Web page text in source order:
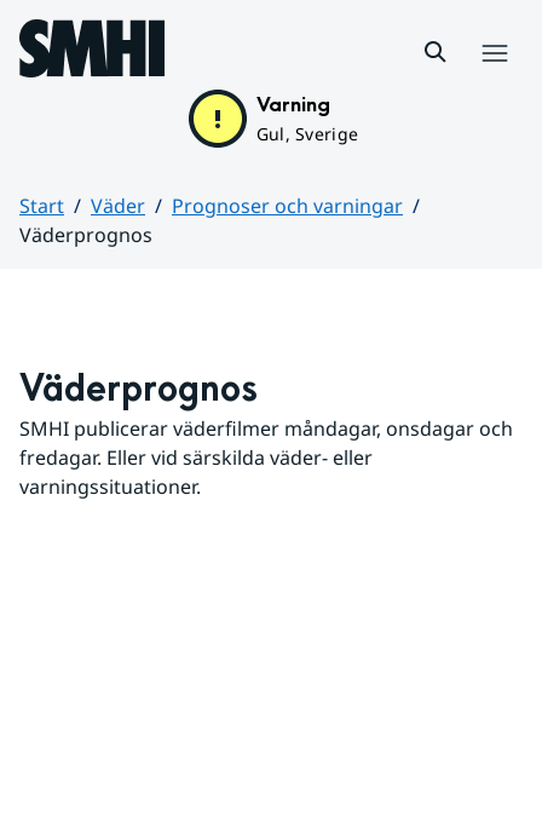
Hoppa till sidans innehåll
Varning
Gul, Sverige
Start Väder
Prognoser och varningar
Väderprognos
Väderprognos
SMHI publicerar väderfilmer måndagar, onsdagar och
fredagar. Eller vid särskilda väder- eller
varningssituationer.